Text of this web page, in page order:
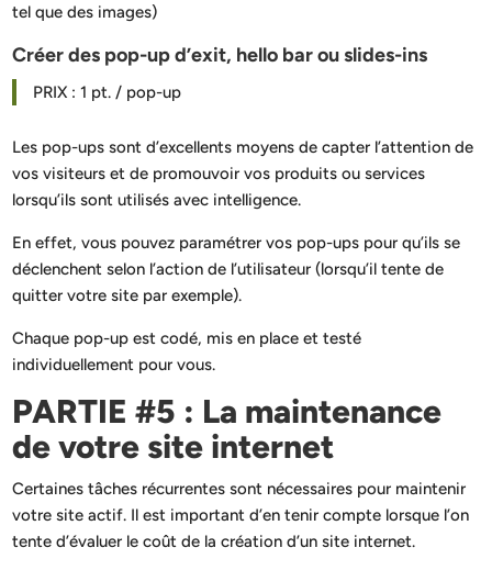
tel que des images)
Créer des pop-up d’exit, hello bar ou slides-ins
PRIX : 1 pt. / pop-up
Les pop-ups sont d’excellents moyens de capter l’attention de
vos visiteurs et de promouvoir vos produits ou services
lorsqu’ils sont utilisés avec intelligence.
En effet, vous pouvez paramétrer vos pop-ups pour qu’ils se
déclenchent selon l’action de l’utilisateur (lorsqu’il tente de
quitter votre site par exemple).
Chaque pop-up est codé, mis en place et testé
individuellement pour vous.
PARTIE #5 : La maintenance
de votre site internet
Certaines tâches récurrentes sont nécessaires pour maintenir
votre site actif. Il est important d’en tenir compte lorsque l’on
tente d’évaluer le coût de la création d’un site internet.